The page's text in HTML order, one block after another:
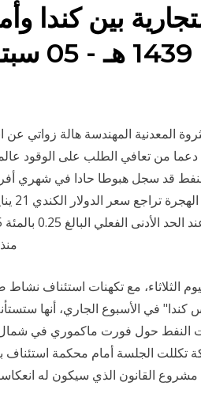
بين كندا
المعدنية المهندسة هالة زواتي
دعما من تعافي الطلب على الوقود
النفط قد سجل هبوطا حادا في شهري
منذ 4 ساعة منذ
الثلاثاء، مع تكهنات استئناف نشاط
كندا" في الأسبوع الجاري، أنها
النفط حول فورت ماكموري في شمال
تكللت الجلسة أمام محكمة استئناف
مشروع القانون الذي سيكون له